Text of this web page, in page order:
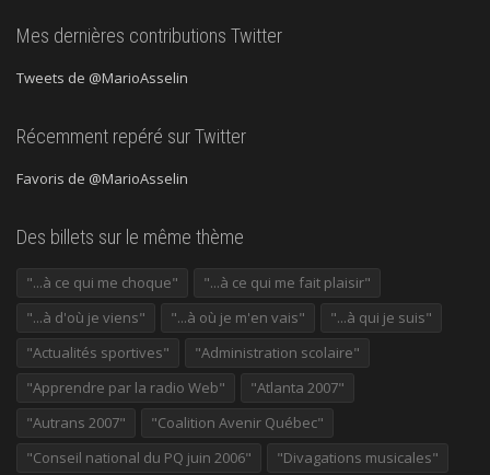
Mes dernières contributions Twitter
Tweets de @MarioAsselin
Récemment repéré sur Twitter
Favoris de @MarioAsselin
Des billets sur le même thème
"...à ce qui me choque"
"...à ce qui me fait plaisir"
"...à d'où je viens"
"...à où je m'en vais"
"...à qui je suis"
"Actualités sportives"
"Administration scolaire"
"Apprendre par la radio Web"
"Atlanta 2007"
"Autrans 2007"
"Coalition Avenir Québec"
"Conseil national du PQ juin 2006"
"Divagations musicales"